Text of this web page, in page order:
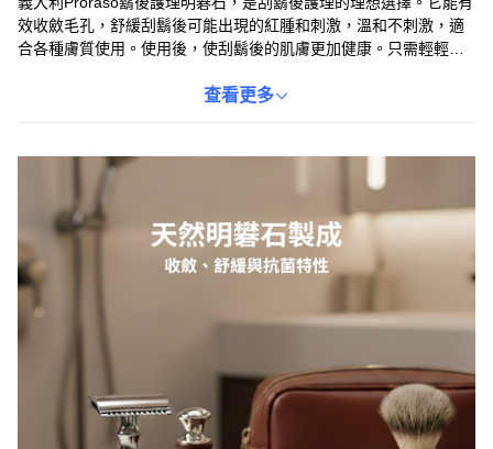
效收斂毛孔，舒緩刮鬍後可能出現的紅腫和刺激，溫和不刺激，適
合各種膚質使用。使用後，使刮鬍後的肌膚更加健康。只需輕輕塗
查看更多